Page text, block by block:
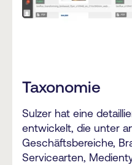
Taxonomie
Sulzer hat eine
entwickelt, die unter
Geschäftsbereiche,
Servicearten,